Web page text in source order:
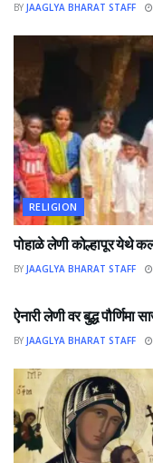
BY JAAGLYA BHARAT STAFF
RELIGION
पोहाळे लेणी कोल्हापूर येथे
BY JAAGLYA BHARAT STAFF
ऐनारी लेणी वर बुद्ध पौर्णिमा
BY JAAGLYA BHARAT STAFF